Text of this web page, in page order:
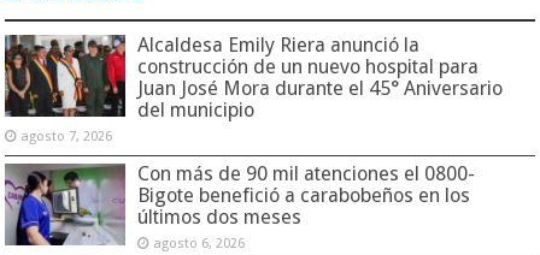
Alcaldesa Emily Riera anunció la
construcción de un nuevo hospital para
Juan José Mora durante el 45° Aniversario
del municipio
agosto 7, 2026
Con más de 90 mil atenciones el 0800-
Bigote benefició a carabobeños en los
últimos dos meses
agosto 6, 2026